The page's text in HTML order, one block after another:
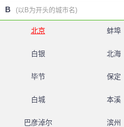
B (以B为开头的城市名)
北京 蚌埠
白银 北海
毕节 保定
白城 本溪
巴彦淖尔 滨州